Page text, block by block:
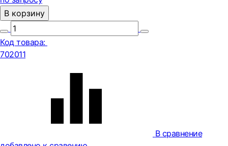
В корзину
Код товара:
702011
В сравнение